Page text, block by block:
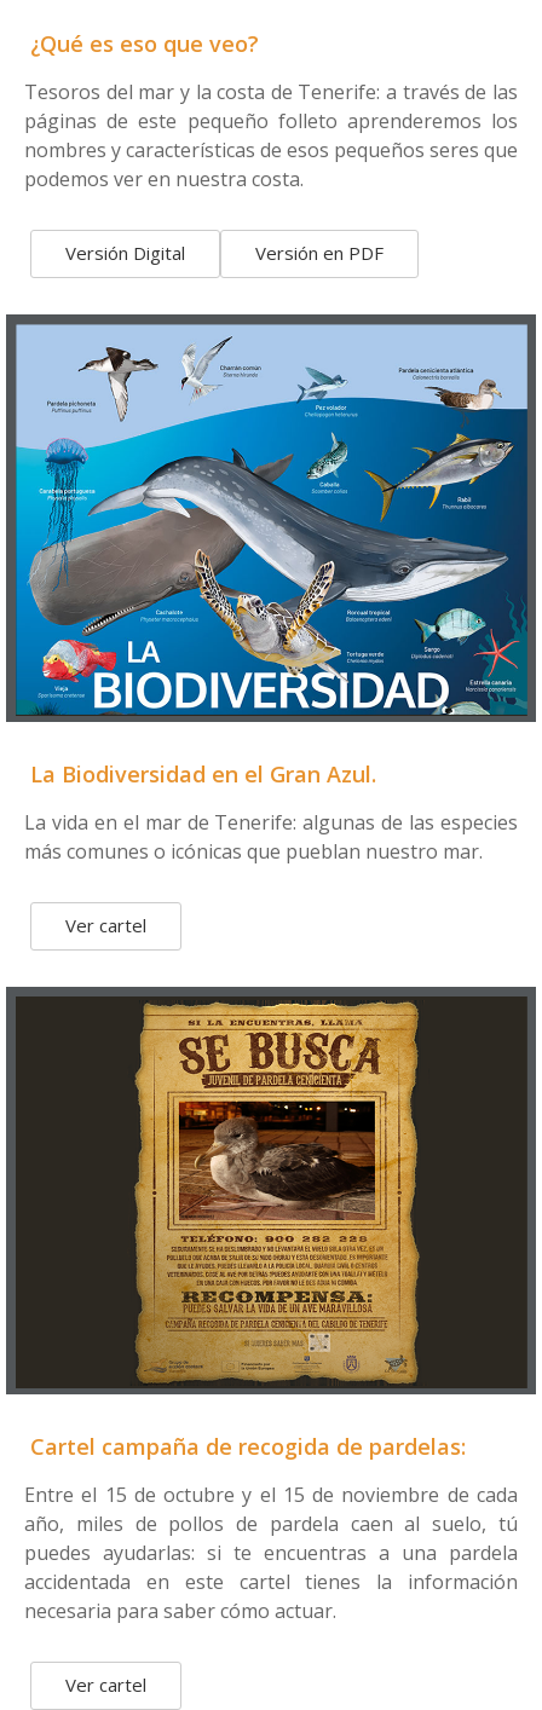
¿Qué es eso que veo?
Tesoros del mar y la costa de Tenerife: a través de las
páginas de este pequeño folleto aprenderemos los
nombres y características de esos pequeños seres que
podemos ver en nuestra costa.
Versión Digital Versión en PDF
La Biodiversidad en el Gran Azul.
La vida en el mar de Tenerife: algunas de las especies
más comunes o icónicas que pueblan nuestro mar.
Ver cartel
Cartel campaña de recogida de pardelas:
Entre el 15 de octubre y el 15 de noviembre de cada
año, miles de pollos de pardela caen al suelo, tú
puedes ayudarlas: si te encuentras a una pardela
accidentada en este cartel tienes la información
necesaria para saber cómo actuar.
Ver cartel